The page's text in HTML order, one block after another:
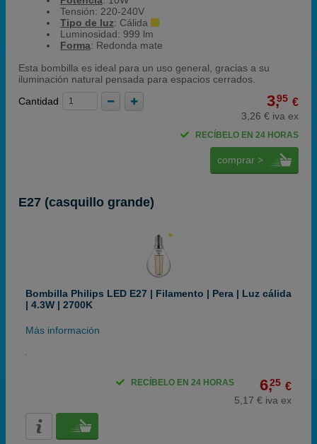
Tensión: 220-240V
Tipo de luz: Cálida
Luminosidad: 999 lm
Forma: Redonda mate
Esta bombilla es ideal para un uso general, gracias a su
iluminación natural pensada para espacios cerrados.
Cantidad
3,95 €
3,26 € iva ex
RECÍBELO EN 24 HORAS
comprar >
E27 (casquillo grande)
Bombilla Philips LED E27 | Filamento | Pera | Luz cálida
| 4.3W | 2700K
Más información
6,25 €
5,17 € iva ex
RECÍBELO EN 24 HORAS